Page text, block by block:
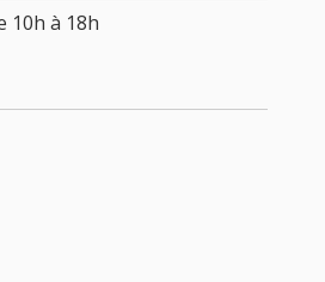
10h à 18h